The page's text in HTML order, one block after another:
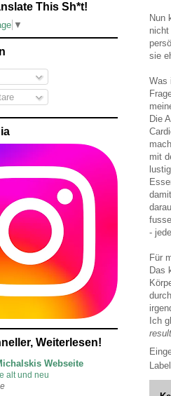
Nun
sie
Was
Die
mit
-
Für
Das
Ich
This Sh*t!
▼
Weiterlesen!
Webseite
alt und neu